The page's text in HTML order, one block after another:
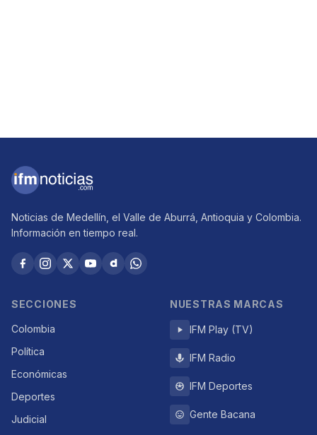
Noticias de Medellín, el Valle de Aburrá, Antioquia y Colombia.
Información en tiempo real.
SECCIONES
Colombia
Política
Económicas
Deportes
Judicial
NUESTRAS MARCAS
IFM Play (TV)
IFM Radio
IFM Deportes
Gente Bacana